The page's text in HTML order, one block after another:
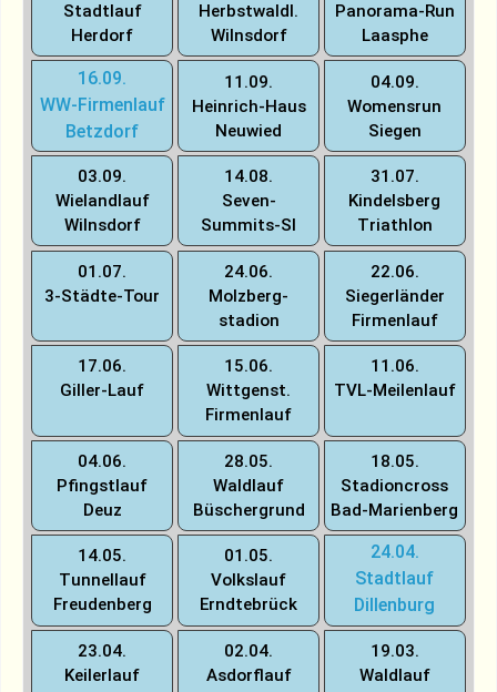
Stadtlauf
Herdorf
Herbstwaldl.
Wilnsdorf
Panorama-Run
Laasphe
16.09.
WW-Firmenlauf
Betzdorf
11.09.
Heinrich-Haus
Neuwied
04.09.
Womensrun
Siegen
03.09.
Wielandlauf
Wilnsdorf
14.08.
Seven-
Summits-SI
31.07.
Kindelsberg
Triathlon
01.07.
3-Städte-Tour
24.06.
Molzberg­
stadion
22.06.
Siegerländer
Firmenlauf
17.06.
Giller-Lauf
15.06.
Wittgenst.
Firmenlauf
11.06.
TVL-Meilenlauf
04.06.
Pfingstlauf
Deuz
28.05.
Waldlauf
Büschergrund
18.05.
Stadioncross
Bad-Marienberg
14.05.
Tunnellauf
Freudenberg
01.05.
Volkslauf
Erndtebrück
24.04.
Stadtlauf
Dillenburg
23.04.
Keilerlauf
02.04.
Asdorflauf
19.03.
Waldlauf